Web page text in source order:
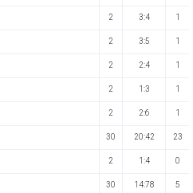
2 3:4 1
2 3:5 1
2 2:4 1
2 1:3 1
2 2:6 1
30 20:42 23
2 1:4 0
30 14:78 5